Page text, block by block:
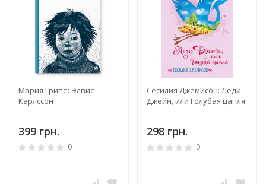
Мария Грипе: Элвис
Карлссон
399 грн.
0
Сесилия Джемисон: Леди
Джейн, или Голубая цапля
298 грн.
0